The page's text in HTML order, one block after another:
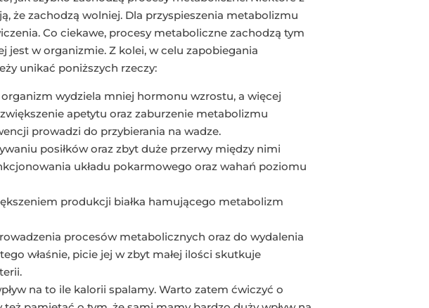
że zachodzą wolniej. Dla przyspieszenia metabolizmu
Co ciekawe, procesy metaboliczne zachodzą tym
jest w organizmie. Z kolei, w celu zapobiegania
unikać poniższych rzeczy:
wydziela mniej hormonu wzrostu, a więcej
apetytu oraz zaburzenie metabolizmu
prowadzi do przybierania na wadze.
posiłków oraz zbyt duże przerwy między nimi
układu pokarmowego oraz wahań poziomu
produkcji białka hamującego metabolizm
procesów metabolicznych oraz do wydalenia
właśnie, picie jej w zbyt małej ilości skutkuje
na to ile kalorii spalamy. Warto zatem ćwiczyć o